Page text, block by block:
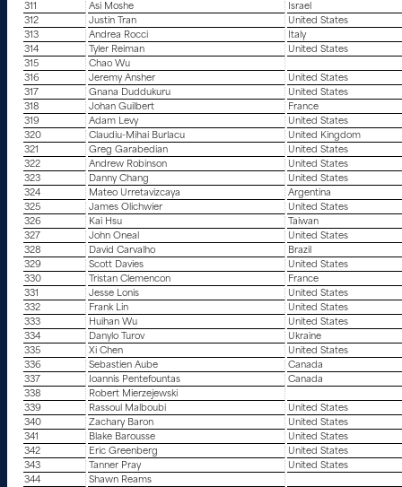
311
Asi Moshe
Israel
312
Justin Tran
United States
313
Andrea Rocci
Italy
314
Tyler Reiman
United States
315
Chao Wu
316
Jeremy Ansher
United States
317
Gnana Duddukuru
United States
318
Johan Guilbert
France
319
Adam Levy
United States
320
Claudiu-Mihai Burlacu
United Kingdom
321
Greg Garabedian
United States
322
Andrew Robinson
United States
323
Danny Chang
United States
324
Mateo Urretavizcaya
Argentina
325
James Olichwier
United States
326
Kai Hsu
Taiwan
327
John Oneal
United States
328
David Carvalho
Brazil
329
Scott Davies
United States
330
Tristan Clemencon
France
331
Jesse Lonis
United States
332
Frank Lin
United States
333
Huihan Wu
United States
334
Danylo Turov
Ukraine
335
Xi Chen
United States
336
Sebastien Aube
Canada
337
Ioannis Pentefountas
Canada
338
Robert Mierzejewski
339
Rassoul Malboubi
United States
340
Zachary Baron
United States
341
Blake Barousse
United States
342
Eric Greenberg
United States
343
Tanner Pray
United States
344
Shawn Reams